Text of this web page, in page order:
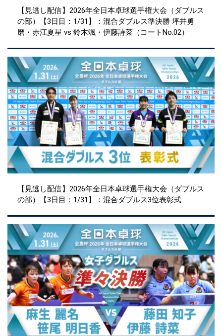
【見逃し配信】2026年全日本卓球選手権大会（ダブルス
の部）【3日目：1/31】：混合ダブルス準決勝 坪井勇
磨・赤江夏星 vs 鈴木颯・伊藤詩菜（コートNo.02）
【見逃し配信】2026年全日本卓球選手権大会（ダブルス
の部）【3日目：1/31】：混合ダブルス3位表彰式